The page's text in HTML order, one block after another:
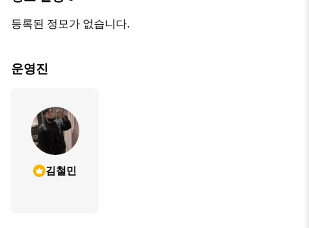
등록된 정모가 없습니다.
운영진
김철민